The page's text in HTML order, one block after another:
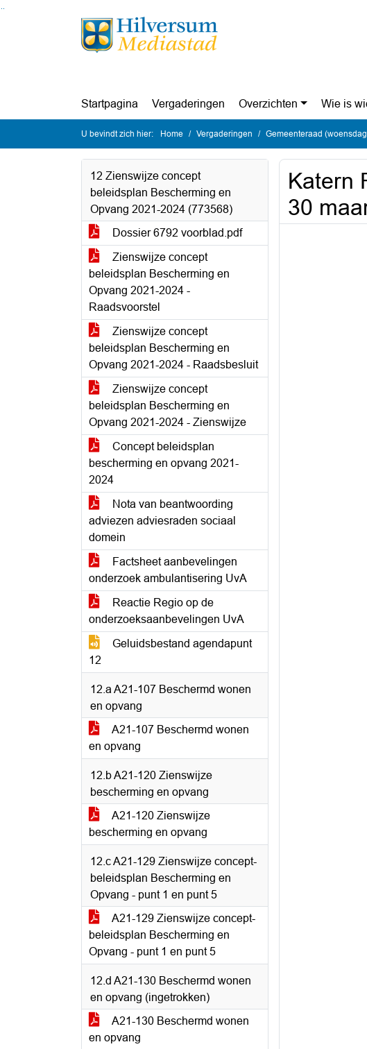
Ga naar de inhoud van deze pagina
Ga naar het zoeken
Ga naar het menu
Startpagina Vergaderingen Overzichten Wie is
U bevindt zich hier: Home Vergaderingen Gemeenteraad
12 Zienswijze concept
beleidsplan Bescherming en
Opvang 2021-2024 (773568)
Dossier 6792 voorblad.pdf
Zienswijze concept
beleidsplan Bescherming en
Opvang 2021-2024 -
Raadsvoorstel
Zienswijze concept
beleidsplan Bescherming en
Opvang 2021-2024 - Raadsbesluit
Zienswijze concept
beleidsplan Bescherming en
Opvang 2021-2024 - Zienswijze
Concept beleidsplan
bescherming en opvang 2021-
2024
Nota van beantwoording
adviezen adviesraden sociaal
domein
Factsheet aanbevelingen
onderzoek ambulantisering UvA
Reactie Regio op de
onderzoeksaanbevelingen UvA
Geluidsbestand agendapunt
12
12.a A21-107 Beschermd wonen
en opvang
A21-107 Beschermd wonen
en opvang
12.b A21-120 Zienswijze
bescherming en opvang
A21-120 Zienswijze
bescherming en opvang
12.c A21-129 Zienswijze concept-
beleidsplan Bescherming en
Opvang - punt 1 en punt 5
A21-129 Zienswijze concept-
beleidsplan Bescherming en
Opvang - punt 1 en punt 5
12.d A21-130 Beschermd wonen
en opvang (ingetrokken)
A21-130 Beschermd wonen
en opvang
Katern
30